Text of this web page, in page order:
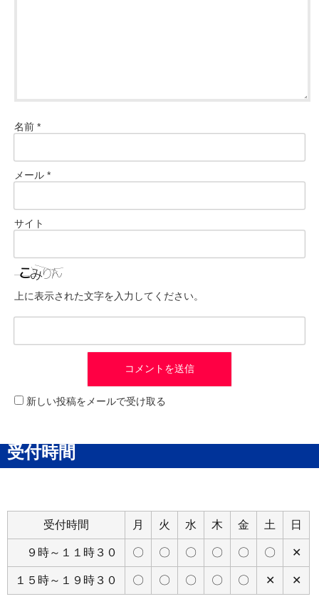
名前 *
メール *
サイト
上に表示された文字を入力してください。
新しい投稿をメールで受け取る
受付時間
受付時間 月 火 水 木 金 土 日
９時～１１時３０ 〇 〇 〇 〇 〇 〇 ✕
１５時～１９時３０ 〇 〇 〇 〇 〇 ✕ ✕